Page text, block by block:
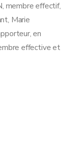
membre effectif,
Marie
en
effective et